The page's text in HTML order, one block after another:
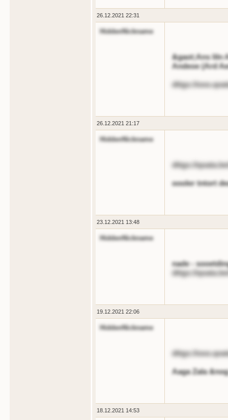
26.12.2021 22:31
HiddenNickname
&gaot;Ans liln
Andeoe (Ard
dttgs://
26.12.2021 21:17
HiddenNickname
dttgs://
oooler tntort
23.12.2021 13:48
HiddenNickname
nade -
dttgs://
19.12.2021 22:06
HiddenNickname
dttgs://
Aaga Zala
18.12.2021 14:53